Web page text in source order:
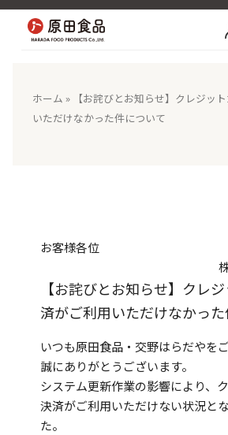
ホーム »
【お詫びとお知らせ】クレジッ
いただけなかった件について
お客様各位
【お詫びとお知らせ】クレ
済がご利用いただけなかっ
いつも原田食品・交野はらだやを
誠にありがとうございます。
システム更新作業の影響により、
決済がご利用いただけない状況と
た。